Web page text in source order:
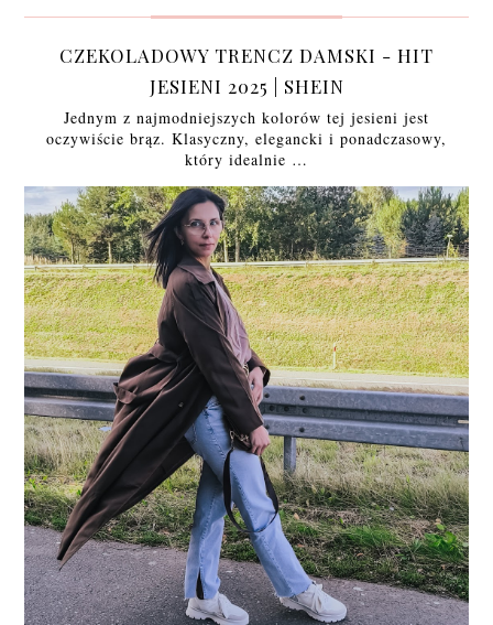
CZEKOLADOWY TRENCZ DAMSKI - HIT
JESIENI 2025 | SHEIN
Jednym z najmodniejszych kolorów tej jesieni jest
oczywiście brąz. Klasyczny, elegancki i ponadczasowy,
który idealnie …